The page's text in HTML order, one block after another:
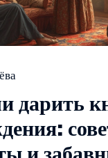
дарить